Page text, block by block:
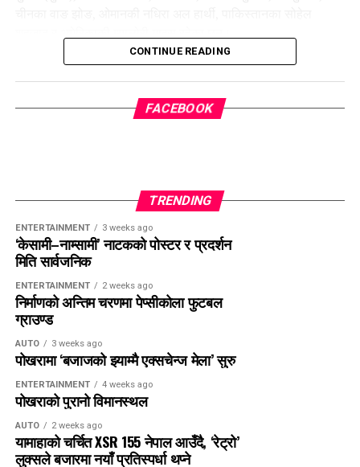
कार्यक्रममा किली पेम्बा शेर्पाको तस्बिरमा खादा अर्पण गर्दै दीप प्रज्ज्वलन
गरी श्रद्धाञ्जली व्यक्त गरिएको थियो।
कार्यक्रमको आयोजना नेपाल नेसनल माउन्टेन गाइड एसोसिएसन, नेपाल
CONTINUE READING
FACEBOOK
TRENDING
ENTERTAINMENT 3 weeks ago
‘केसामी–नाम्सामी’ नाटकको पोस्टर र प्रदर्शन
मिति सार्वजनिक
ENTERTAINMENT 2 weeks ago
निर्माणको अन्तिम चरणमा पेप्सीकोला फुटबल
ग्राउण्ड
AUTO 3 weeks ago
पोखरामा ‘बजाजको झ्याम्मै एक्सचेन्ज मेला’ सुरु
ENTERTAINMENT 4 weeks ago
पोखराको पुरानो विमानस्थल
AUTO 2 weeks ago
यामाहाको चर्चित XSR 155 नेपाल आउँदै, ‘रेट्रो’
लुक्सले बजारमा नयाँ प्रतिस्पर्धा थप्ने